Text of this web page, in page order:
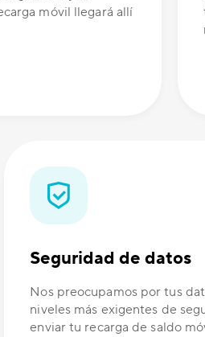
móvil llegará allí
Seguridad de datos
Nos preocupamos por tus
niveles más exigentes de
enviar tu recarga de saldo